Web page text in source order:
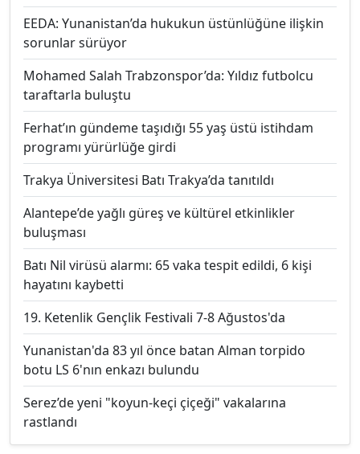
EEDA: Yunanistan’da hukukun üstünlüğüne ilişkin
sorunlar sürüyor
Mohamed Salah Trabzonspor’da: Yıldız futbolcu
taraftarla buluştu
Ferhat’ın gündeme taşıdığı 55 yaş üstü istihdam
programı yürürlüğe girdi
Trakya Üniversitesi Batı Trakya’da tanıtıldı
Alantepe’de yağlı güreş ve kültürel etkinlikler
buluşması
Batı Nil virüsü alarmı: 65 vaka tespit edildi, 6 kişi
hayatını kaybetti
19. Ketenlik Gençlik Festivali 7-8 Ağustos'da
Yunanistan'da 83 yıl önce batan Alman torpido
botu LS 6'nın enkazı bulundu
Serez’de yeni "koyun-keçi çiçeği" vakalarına
rastlandı